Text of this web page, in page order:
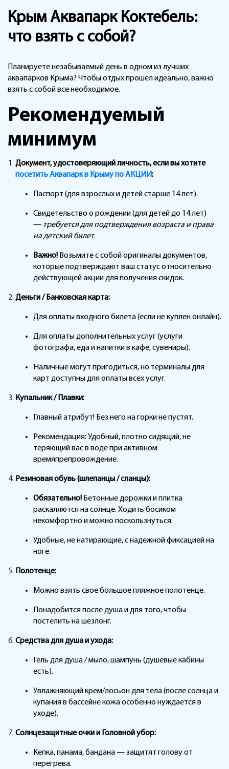
Крым Аквапарк Коктебель:
что взять с собой?
Планируете незабываемый день в одном из лучших
аквапарков Крыма? Чтобы отдых прошел идеально, важно
взять с собой все необходимое.
Рекомендуемый
минимум
Документ, удостоверяющий личность, если вы хотите
посетить Аквапарк в Крыму по АКЦИИ:
Паспорт (для взрослых и детей старше 14 лет).
Свидетельство о рождении (для детей до 14 лет)
— требуется для подтверждения возраста и права
на детский билет.
Важно! Возьмите с собой оригиналы документов,
которые подтверждают ваш статус относительно
действующей акции для получения скидок.
Деньги / Банковская карта:
Для оплаты входного билета (если не куплен онлайн).
Для оплаты дополнительных услуг (услуги
фотографа, еда и напитки в кафе, сувениры).
Наличные могут пригодиться, но терминалы для
карт доступны для оплаты всех услуг.
Купальник / Плавки:
Главный атрибут! Без него на горки не пустят.
Рекомендация: Удобный, плотно сидящий, не
теряющий вас в воде при активном
времяпрепровождение.
Резиновая обувь (шлепанцы / сланцы):
Обязательно! Бетонные дорожки и плитка
раскаляются на солнце. Ходить босиком
некомфортно и можно поскользнуться.
Удобные, не натирающие, с надежной фиксацией на
ноге.
Полотенце:
Можно взять свое большое пляжное полотенце.
Понадобится после душа и для того, чтобы
постелить на шезлонг.
Средства для душа и ухода:
Гель для душа / мыло, шампунь (душевые кабины
есть).
Увлажняющий крем/лосьон для тела (после солнца и
купания в бассейне кожа особенно нуждается в
уходе).
Солнцезащитные очки и Головной убор:
Кепка, панама, бандана — защитят голову от
перегрева.